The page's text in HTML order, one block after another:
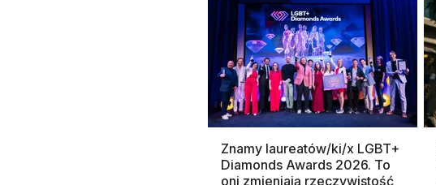
Znamy laureatów/ki/x LGBT+
Diamonds Awards 2026. To
oni zmieniają rzeczywistość